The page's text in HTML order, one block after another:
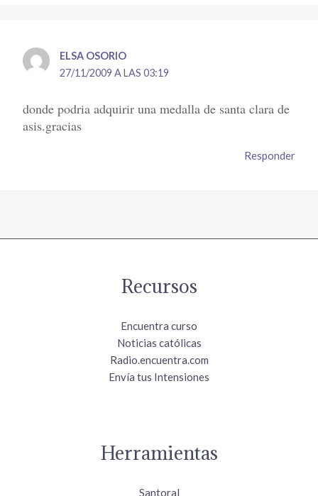
ELSA OSORIO
27/11/2009 A LAS 03:19
donde podria adquirir una medalla de santa clara de
asis.gracias
Responder
Recursos
Encuentra curso
Noticias católicas
Radio.encuentra.com
Envía tus Intensiones
Herramientas
Santoral